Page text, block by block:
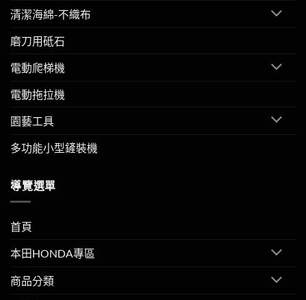
清潔海綿-不織布
磨刀用砥石
電動爬梯機
電動拖拉機
園藝工具
多功能小型鏟裝機
導覽選單
首頁
本田HONDA專區
商品分類